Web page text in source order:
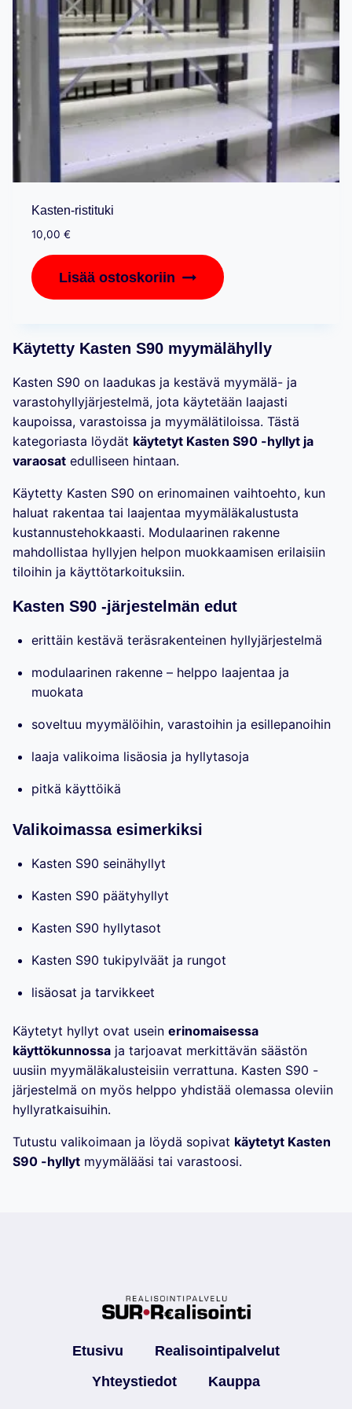
Kasten-ristituki
10,00 €
Lisää ostoskoriin
Käytetty Kasten S90 myymälähylly
Kasten S90 on laadukas ja kestävä myymälä- ja
varastohyllyjärjestelmä, jota käytetään laajasti
kaupoissa, varastoissa ja myymälätiloissa. Tästä
kategoriasta löydät käytetyt Kasten S90 -hyllyt ja
varaosat edulliseen hintaan.
Käytetty Kasten S90 on erinomainen vaihtoehto, kun
haluat rakentaa tai laajentaa myymäläkalustusta
kustannustehokkaasti. Modulaarinen rakenne
mahdollistaa hyllyjen helpon muokkaamisen erilaisiin
tiloihin ja käyttötarkoituksiin.
Kasten S90 -järjestelmän edut
erittäin kestävä teräsrakenteinen hyllyjärjestelmä
modulaarinen rakenne – helppo laajentaa ja
muokata
soveltuu myymälöihin, varastoihin ja esillepanoihin
laaja valikoima lisäosia ja hyllytasoja
pitkä käyttöikä
Valikoimassa esimerkiksi
Kasten S90 seinähyllyt
Kasten S90 päätyhyllyt
Kasten S90 hyllytasot
Kasten S90 tukipylväät ja rungot
lisäosat ja tarvikkeet
Käytetyt hyllyt ovat usein erinomaisessa
käyttökunnossa ja tarjoavat merkittävän säästön
uusiin myymäläkalusteisiin verrattuna. Kasten S90 -
järjestelmä on myös helppo yhdistää olemassa oleviin
hyllyratkaisuihin.
Tutustu valikoimaan ja löydä sopivat käytetyt Kasten
S90 -hyllyt myymälääsi tai varastoosi.
Etusivu
Realisointipalvelut
Yhteystiedot
Kauppa